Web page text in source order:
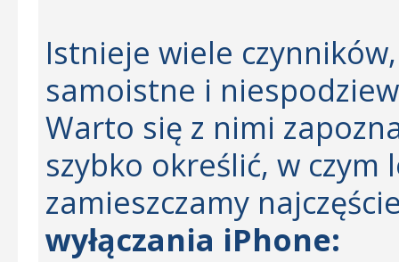
Istnieje wiele
samoistne i
Warto się z nimi
szybko określić, w czym
zamieszczamy
wyłączania iPhone: